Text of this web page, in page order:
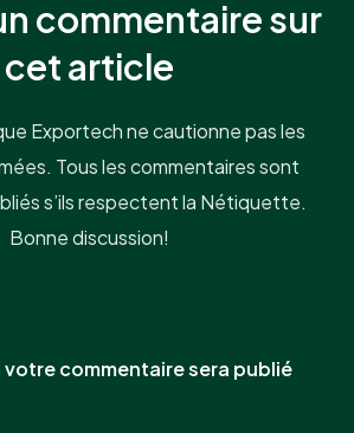
commentaire sur
cet article
Exportech ne cautionne pas les
Tous les commentaires sont
s’ils respectent la Nétiquette.
Bonne discussion!
votre commentaire sera publié